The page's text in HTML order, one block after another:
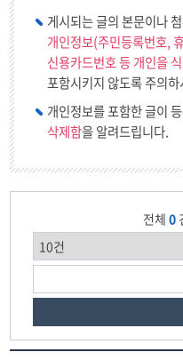
게시되는 글의 본문이나
개인정보(주민등록번호,
신용카드번호 등 개인을
포함시키지 않도록 주의
개인정보를 포함한 글이
삭제함을 알려드립니다.
전체 0